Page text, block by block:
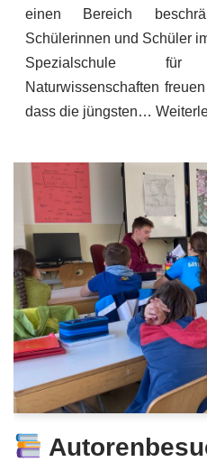
einen Bereich
Schülerinnen und Schüler
Spezialschule
Naturwissenschaften
dass die jüngsten…